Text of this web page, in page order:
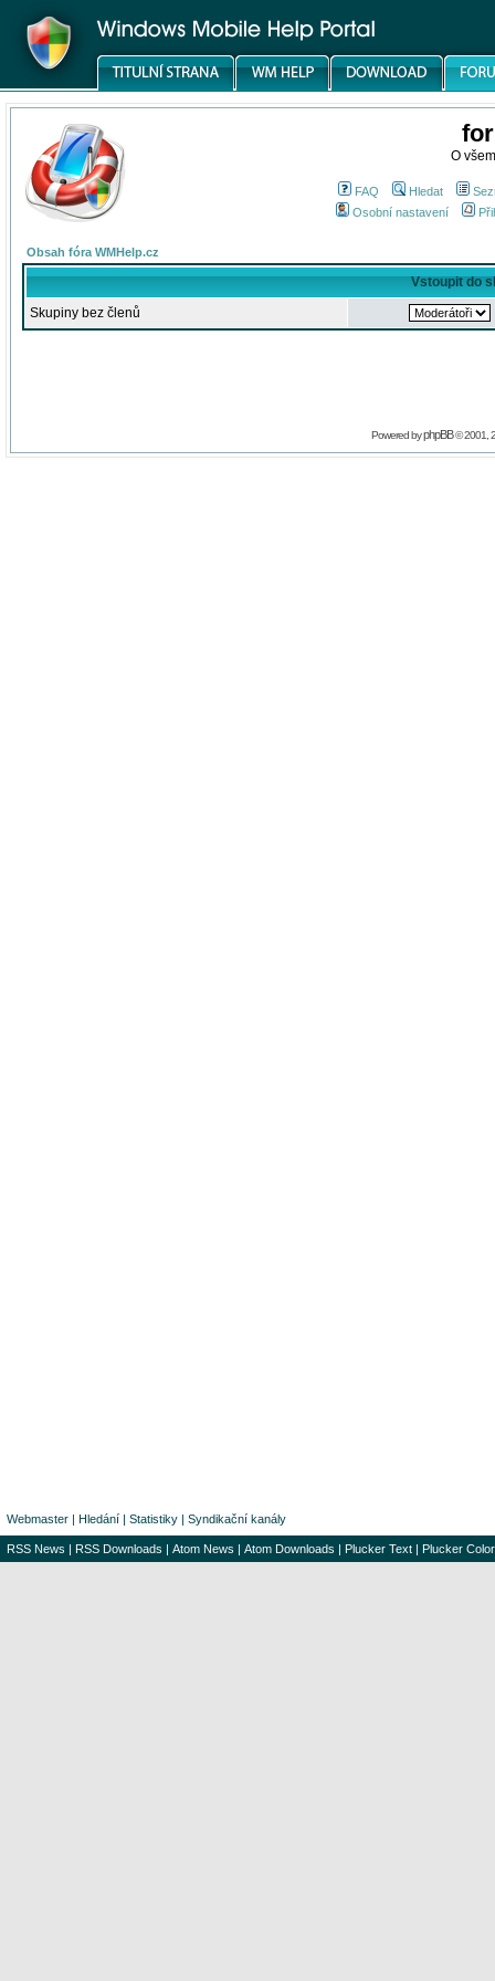
O
FAQ Hledat
Osobní nastavení
Obsah fóra WMHelp.cz
Vstoupit do
Skupiny bez členů
Powered byphpBB© 2001,
Webmaster | Hledání | Statistiky | Syndikační kanály
RSS News | RSS Downloads | Atom News | Atom Downloads | Plucker Text | Plucker Color